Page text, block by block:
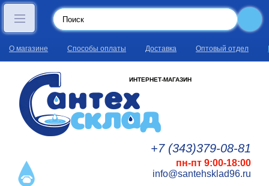
О магазине Способы оплаты Доставка Оптовый отдел
ИНТЕРНЕТ-МАГАЗИН
+7 (343)379-08-81
пн-пт 9:00-18:00
info@santehsklad96.ru